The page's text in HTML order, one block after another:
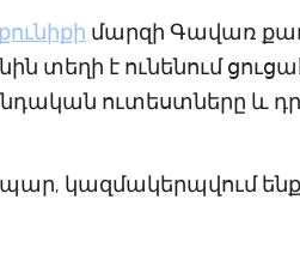
մարզի Գավառ
տեղի է ունենում
ուտեստները և
պար, կազմակերպվում